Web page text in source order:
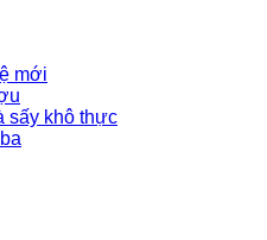
mới
sấy khô thực